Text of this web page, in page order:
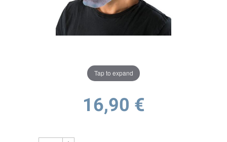
Tap to expand
16,90 €